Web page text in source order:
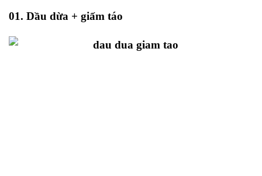
01. Dầu dừa + giấm táo